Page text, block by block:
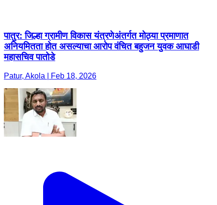
पातुर: जिल्हा ग्रामीण विकास यंत्रणेअंतर्गत मोठ्या प्रमाणात
अनियमितता होत असल्याचा आरोप वंचित बहुजन युवक आघाडी
महासचिव पातोडे
Patur, Akola | Feb 18, 2026